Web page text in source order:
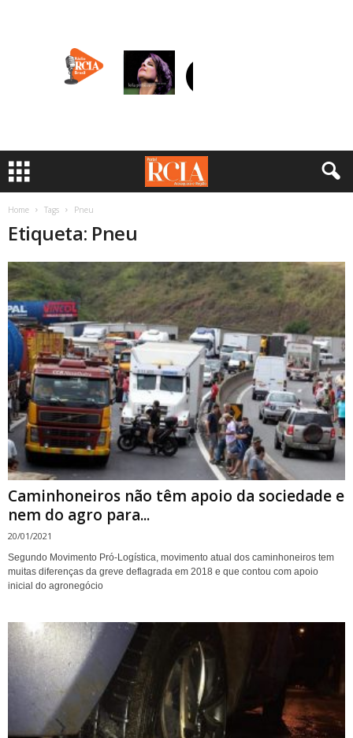
Home Tags Pneu
Etiqueta: Pneu
Caminhoneiros não têm apoio da sociedade e
nem do agro para...
20/01/2021
Segundo Movimento Pró-Logística, movimento atual dos caminhoneiros tem
muitas diferenças da greve deflagrada em 2018 e que contou com apoio
inicial do agronegócio